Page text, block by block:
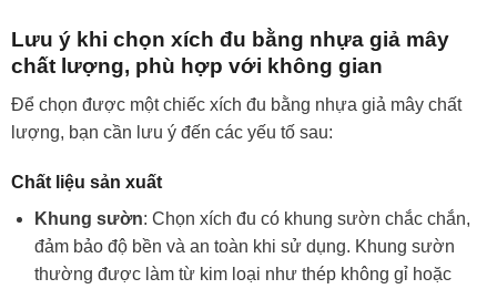
Lưu ý khi chọn xích đu bằng nhựa giả mây
chất lượng, phù hợp với không gian
Để chọn được một chiếc xích đu bằng nhựa giả mây chất
lượng, bạn cần lưu ý đến các yếu tố sau:
Chất liệu sản xuất
Khung sườn: Chọn xích đu có khung sườn chắc chắn,
đảm bảo độ bền và an toàn khi sử dụng. Khung sườn
thường được làm từ kim loại như thép không gỉ hoặc